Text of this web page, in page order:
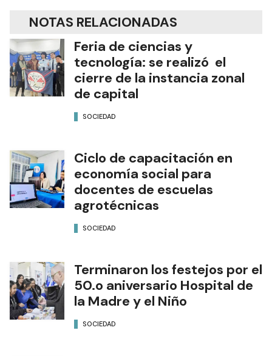
NOTAS RELACIONADAS
Feria de ciencias y
tecnología: se realizó el
cierre de la instancia zonal
de capital
SOCIEDAD
Ciclo de capacitación en
economía social para
docentes de escuelas
agrotécnicas
SOCIEDAD
Terminaron los festejos por el
50.o aniversario Hospital de
la Madre y el Niño
SOCIEDAD